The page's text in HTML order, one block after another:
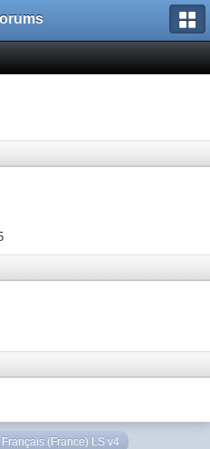
Français (France) LS v4